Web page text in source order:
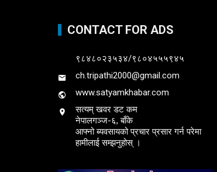
CONTACT FOR ADS
९८४८०२३५३४/९८०४५५५९४५
ch.tripathi2000@gmail.com
www.satyamkhabar.com
सत्यम् खवर डट कम
नेपालगञ्ज-६, बाँके
आफ्नो ब्यवसायको प्रचार प्रसार गर्न परेमा
हामीलाई सम्झनुहोस् ।